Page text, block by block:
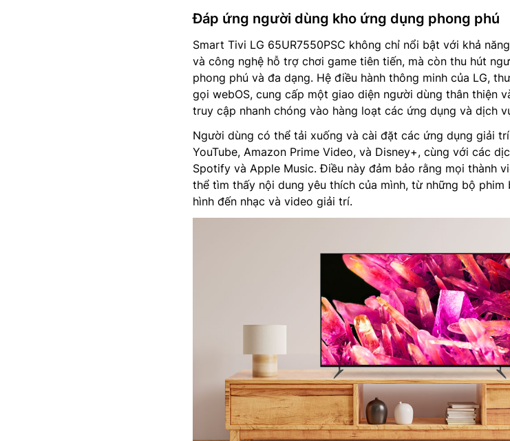
Đáp ứng người dùng kho ứng dụng phong phú
Smart Tivi LG 65UR7550PSC không chỉ nổi bật với khả
và công nghệ hỗ trợ chơi game tiên tiến, mà còn thu hút
phong phú và đa dạng. Hệ điều hành thông minh của LG,
gọi webOS, cung cấp một giao diện người dùng thân thiện
truy cập nhanh chóng vào hàng loạt các ứng dụng và dịch
Người dùng có thể tải xuống và cài đặt các ứng dụng giải
YouTube, Amazon Prime Video, và Disney+, cùng với các
Spotify và Apple Music. Điều này đảm bảo rằng mọi thành
thể tìm thấy nội dung yêu thích của mình, từ những bộ phim
hình đến nhạc và video giải trí.